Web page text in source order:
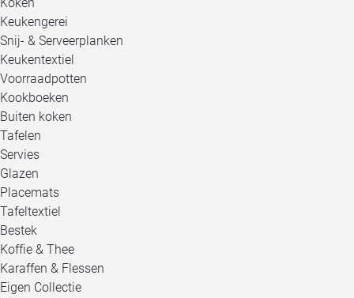
Keukengerei
Snij- & Serveerplanken
Keukentextiel
Voorraadpotten
Kookboeken
Buiten koken
Tafelen
Servies
Glazen
Placemats
Tafeltextiel
Bestek
Koffie & Thee
Karaffen & Flessen
Eigen Collectie